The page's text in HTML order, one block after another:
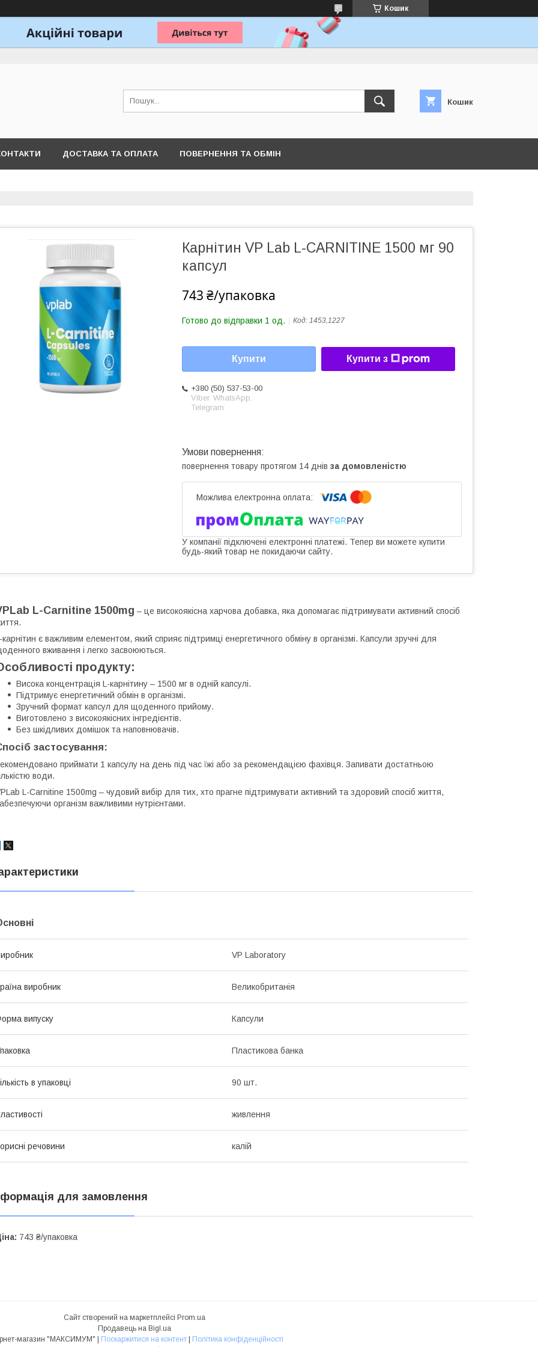
Кошик
Кошик
ДОСТАВКА ТА ОПЛАТА ПОВЕРНЕННЯ ТА ОБМІН
Карнітин VP Lab L-CARNITINE 1500 мг 90
капсул
743 ₴/упаковка
Готово до відправки 1 од. Код: 1453,1227
Купити Купити з
+380 (50) 537-53-00
Viber. WhatsApp.
Telegram
повернення товару протягом 14 днів за домовленістю
У компанії підключені електронні платежі. Тепер ви можете купити
будь-який товар не покидаючи сайту.
L-Carnitine 1500mg – це високоякісна харчова добавка, яка допомагає підтримувати активний спосіб
карнітин є важливим елементом, який сприяє підтримці енергетичного обміну в організмі. Капсули зручні для
вживання і легко засвоюються.
продукту:
Висока концентрація L-карнітину – 1500 мг в одній капсулі.
Підтримує енергетичний обмін в організмі.
Зручний формат капсул для щоденного прийому.
Виготовлено з високоякісних інгредієнтів.
Без шкідливих домішок та наповнювачів.
застосування:
приймати 1 капсулу на день під час їжі або за рекомендацією фахівця. Запивати достатньою
води.
L-Carnitine 1500mg – чудовий вибір для тих, хто прагне підтримувати активний та здоровий спосіб життя,
організм важливими нутрієнтами.
VP Laboratory
виробник Великобританія
випуску Капсули
Пластикова банка
в упаковці 90 шт.
живлення
речовини калій
для замовлення
743 ₴/упаковка
Сайт створений на маркетплейсі Prom.ua
Продавець на Bigl.ua
Інтернет-магазин "МАКСИМУМ" | Поскаржитися на контент | Політика конфіденційності